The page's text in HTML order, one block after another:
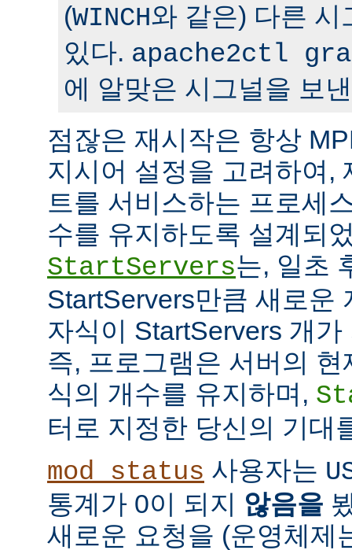
(WINCH와 같은) 다른 시
있다. apache2ctl
에 알맞은 시그널을 보
점잖은 재시작은 항상
지시어 설정을 고려하여,
트를 서비스하는 프로세
수를 유지하도록 설계되
StartServers는, 일초
StartServers만큼 새로운
자식이 StartServers 개
즉, 프로그램은 서버의
식의 개수를 유지하며,
터로 지정한 당신의 기대
mod_status 사용자는
통계가 0이 되지 않음을
새로운 요청을 (운영체제